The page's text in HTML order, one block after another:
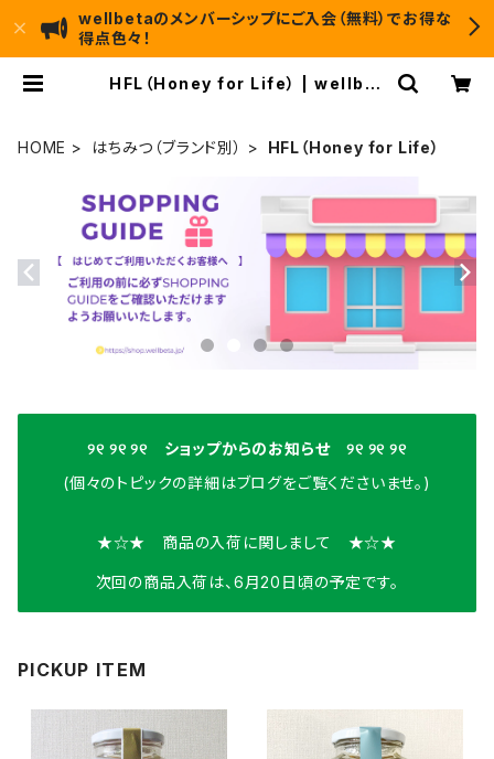
wellbetaのメンバーシップにご入会（無料）でお得な
得点色々！
HFL（Honey for Life） | wellbet
HOME はちみつ（ブランド別） HFL（Honey for Life）
୨୧ ୨୧ ୨୧ ショップからのお知らせ ୨୧ ୨୧ ୨୧
(個々のトピックの詳細はブログをご覧くださいませ。)
★☆★ 商品の入荷に関しまして ★☆★
次回の商品入荷は、6月20日頃の予定です。
PICKUP ITEM